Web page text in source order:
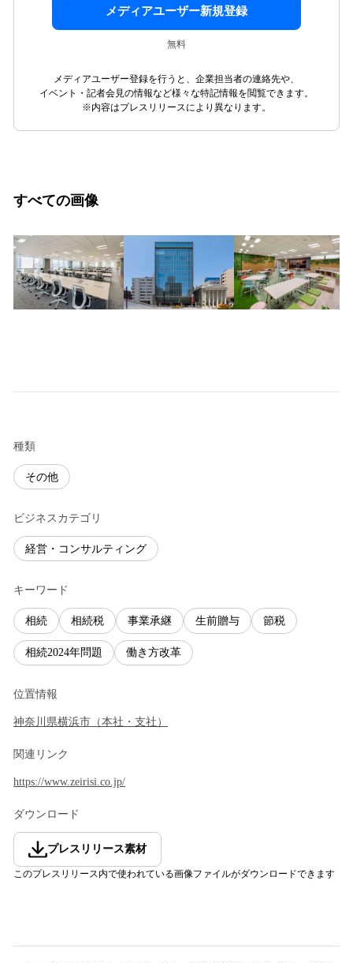
メディアユーザー新規登録
無料
メディアユーザー登録を行うと、企業担当者の連絡先や、
イベント・記者会見の情報など様々な特記情報を閲覧できます。
※内容はプレスリリースにより異なります。
すべての画像
種類
その他
ビジネスカテゴリ
経営・コンサルティング
キーワード
相続 相続税 事業承継 生前贈与 節税
相続2024年問題 働き方改革
位置情報
神奈川県横浜市 （本社・支社 ）
関連リンク
https://www.zeirisi.co.jp/
ダウンロード
プレスリリース素材
このプレスリリース内で使われている画像ファイルがダウンロードできます